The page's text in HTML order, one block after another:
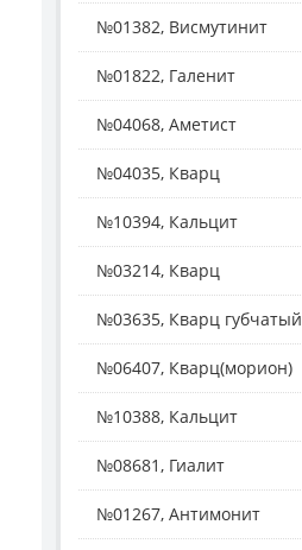
№01382, Висмутинит
№01822, Галенит
№04068, Аметист
№04035, Кварц
№10394, Кальцит
№03214, Кварц
№03635, Кварц губчатый
№06407, Кварц(морион)
№10388, Кальцит
№08681, Гиалит
№01267, Антимонит